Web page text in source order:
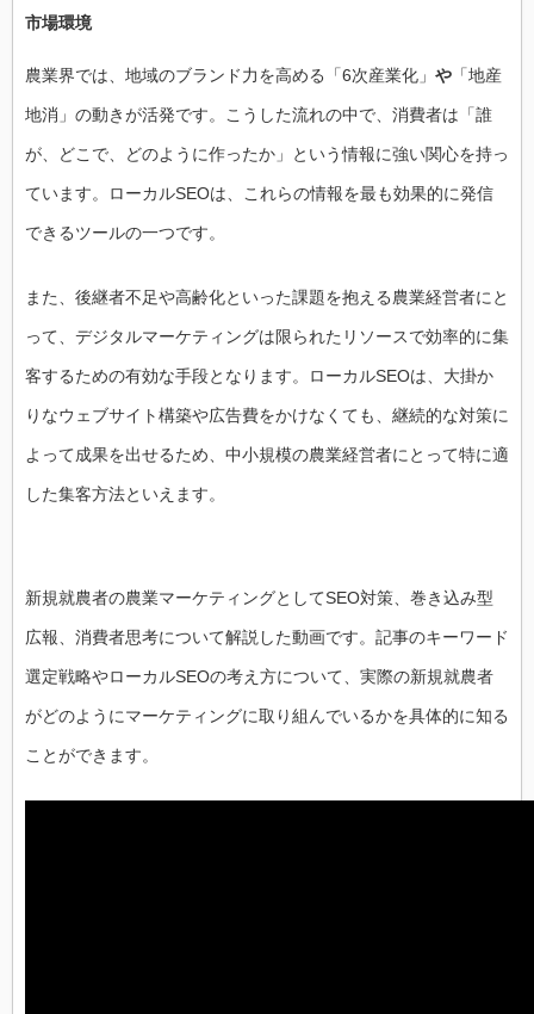
市場環境
農業界では、地域のブランド力を高める「6次産業化」 や 「地産
地消」の動きが活発です。こうした流れの中で、消費者は「誰
が、どこで、どのように作ったか」という情報に強い関心を持っ
ています。ローカルSEOは、これらの情報を最も効果的に発信
できるツールの一つです。
また、後継者不足や高齢化といった課題を抱える農業経営者にと
って、デジタルマーケティングは限られたリソースで効率的に集
客するための有効な手段となります。ローカルSEOは、大掛か
りなウェブサイト構築や広告費をかけなくても、継続的な対策に
よって成果を出せるため、中小規模の農業経営者にとって特に適
した集客方法といえます。
新規就農者の農業マーケティングとしてSEO対策、巻き込み型
広報、消費者思考について解説した動画です。記事のキーワード
選定戦略やローカルSEOの考え方について、実際の新規就農者
がどのようにマーケティングに取り組んでいるかを具体的に知る
ことができます。